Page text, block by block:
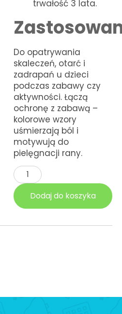
trwałość 3 lata.
Do opatrywania
skaleczeń, otarć i
zadrapań u dzieci
podczas zabawy czy
aktywności. Łączą
ochronę z zabawą –
kolorowe wzory
uśmierzają ból i
motywują do
pielęgnacji rany.
Dodaj do koszyka